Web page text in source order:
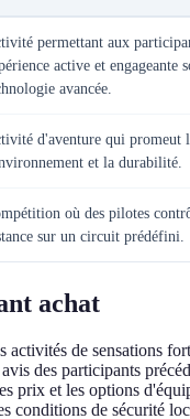
permettant aux
active et engageante
avancée.
d'aventure qui promeut
et la durabilité.
où des pilotes
sur un circuit prédéfini.
achat
activités de sensations
des participants
prix et les options
conditions de sécurité